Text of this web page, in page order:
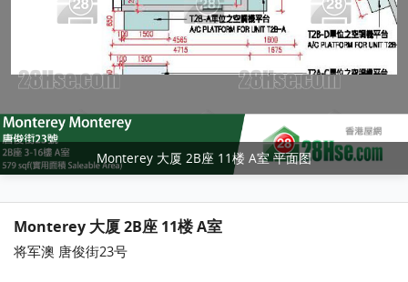
Monterey 大厦 2B座 11楼 A室 平面图
Monterey 大厦 2B座 11楼 A室
将军澳 唐俊街23号